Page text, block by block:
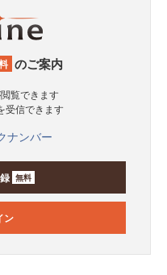
のご案内
覧できます
受信できます
ナンバー
無料
ン